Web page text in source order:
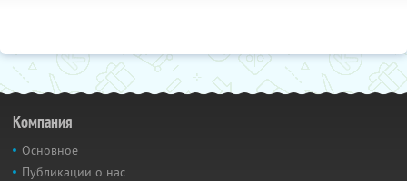
Компания
Основное
Публикации о нас